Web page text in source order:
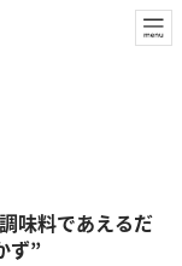
味料であえるだ
ず”